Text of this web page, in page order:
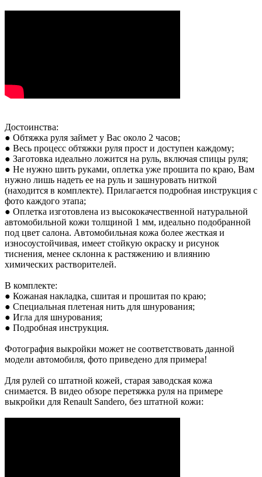
Достоинства:
● Обтяжка руля займет у Вас около 2 часов;
● Весь процесс обтяжки руля прост и доступен каждому;
● Заготовка идеально ложится на руль, включая спицы руля;
● Не нужно шить руками, оплетка уже прошита по краю, Вам
нужно лишь надеть ее на руль и зашнуровать ниткой
(находится в комплекте). Прилагается подробная инструкция с
фото каждого этапа;
● Оплетка изготовлена из высококачественной натуральной
автомобильной кожи толщиной 1 мм, идеально подобранной
под цвет салона. Автомобильная кожа более жесткая и
износоустойчивая, имеет стойкую окраску и рисунок
тиснения, менее склонна к растяжению и влиянию
химических растворителей.
В комплекте:
● Кожаная накладка, сшитая и прошитая по краю;
● Специальная плетеная нить для шнурования;
● Игла для шнурования;
● Подробная инструкция.
Фотография выкройки может не соответствовать данной
модели автомобиля, фото приведено для примера!
Для рулей со штатной кожей, старая заводская кожа
снимается. В видео обзоре перетяжка руля на примере
выкройки для Renault Sandero, без штатной кожи: